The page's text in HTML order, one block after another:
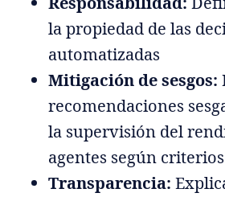
la propiedad de las
automatizadas
Mitigación de sesgos:
recomendaciones
la supervisión del
agentes según
Transparencia: